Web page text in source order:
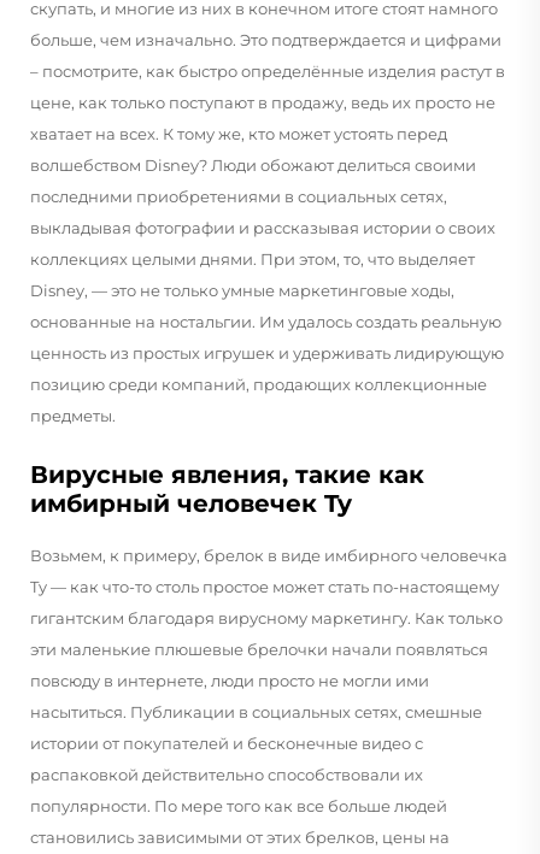
скупать, и многие из них в конечном итоге стоят намного
больше, чем изначально. Это подтверждается и цифрами
– посмотрите, как быстро определённые изделия растут в
цене, как только поступают в продажу, ведь их просто не
хватает на всех. К тому же, кто может устоять перед
волшебством Disney? Люди обожают делиться своими
последними приобретениями в социальных сетях,
выкладывая фотографии и рассказывая истории о своих
коллекциях целыми днями. При этом, то, что выделяет
Disney, — это не только умные маркетинговые ходы,
основанные на ностальгии. Им удалось создать реальную
ценность из простых игрушек и удерживать лидирующую
позицию среди компаний, продающих коллекционные
предметы.
Вирусные явления, такие как
имбирный человечек Ty
Возьмем, к примеру, брелок в виде имбирного человечка
Ty — как что-то столь простое может стать по-настоящему
гигантским благодаря вирусному маркетингу. Как только
эти маленькие плюшевые брелочки начали появляться
повсюду в интернете, люди просто не могли ими
насытиться. Публикации в социальных сетях, смешные
истории от покупателей и бесконечные видео с
распаковкой действительно способствовали их
популярности. По мере того как все больше людей
становились зависимыми от этих брелков, цены на